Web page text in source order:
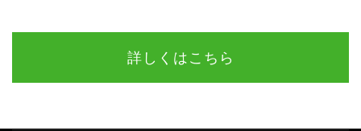
詳しくはこちら